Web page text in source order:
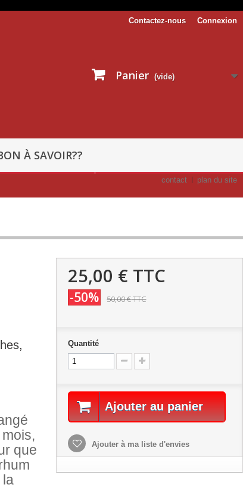
Connexion
Contactez-nous
Panier (vide)
À SAVOIR??
contact plan du site
que
25,00 € TTC
-50% 50,00 €TTC
Quantité
Ajouter au panier
Ajouter à ma liste d'envies